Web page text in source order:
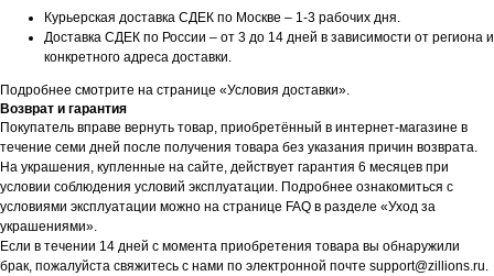
Курьерская доставка СДЕК по Москве – 1-3 рабочих дня.
Доставка СДЕК по России – от 3 до 14 дней в зависимости от региона и
конкретного адреса доставки.
Подробнее смотрите на странице «Условия доставки».
Возврат и гарантия
Покупатель вправе вернуть товар, приобретённый в интернет-магазине в
течение семи дней после получения товара без указания причин возврата.
На украшения, купленные на сайте, действует гарантия 6 месяцев при
условии соблюдения условий эксплуатации. Подробнее ознакомиться с
условиями эксплуатации можно на странице FAQ в разделе «Уход за
украшениями».
Если в течении 14 дней с момента приобретения товара вы обнаружили
брак, пожалуйста свяжитесь с нами по электронной почте support@zillions.ru.